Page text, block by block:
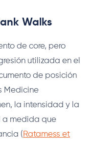
Walks
de core, pero
utilizada en el
de posición
Medicine
la intensidad y la
a medida que
( Ratamess et